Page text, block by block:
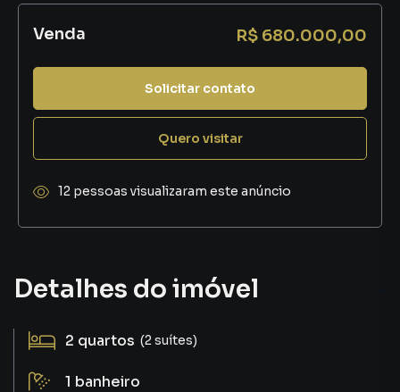
Detalhes do imóvel
2 quartos (2 suítes)
1 banheiro
Venda R$ 680.000,00
Solicitar contato
Quero visitar
12 pessoas visualizaram este anúncio